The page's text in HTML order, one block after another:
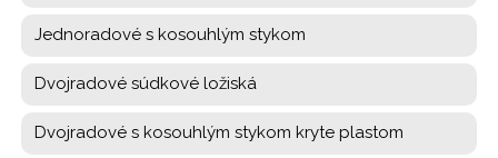
Jednoradové s kosouhlým stykom
Dvojradové súdkové ložiská
Dvojradové s kosouhlým stykom kryte plastom